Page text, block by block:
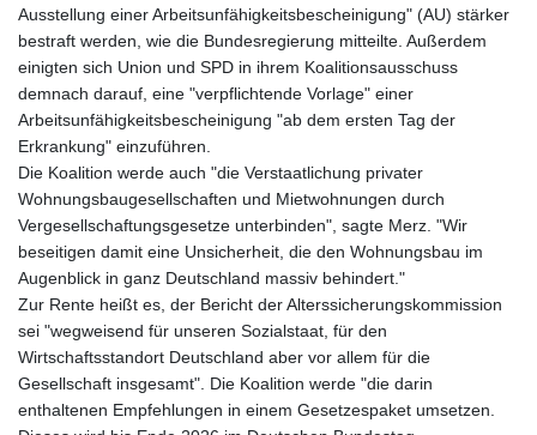
Ausstellung einer Arbeitsunfähigkeitsbescheinigung" (AU) stärker
bestraft werden, wie die Bundesregierung mitteilte. Außerdem
einigten sich Union und SPD in ihrem Koalitionsausschuss
demnach darauf, eine "verpflichtende Vorlage" einer
Arbeitsunfähigkeitsbescheinigung "ab dem ersten Tag der
Erkrankung" einzuführen.
Die Koalition werde auch "die Verstaatlichung privater
Wohnungsbaugesellschaften und Mietwohnungen durch
Vergesellschaftungsgesetze unterbinden", sagte Merz. "Wir
beseitigen damit eine Unsicherheit, die den Wohnungsbau im
Augenblick in ganz Deutschland massiv behindert."
Zur Rente heißt es, der Bericht der Alterssicherungskommission
sei "wegweisend für unseren Sozialstaat, für den
Wirtschaftsstandort Deutschland aber vor allem für die
Gesellschaft insgesamt". Die Koalition werde "die darin
enthaltenen Empfehlungen in einem Gesetzespaket umsetzen.